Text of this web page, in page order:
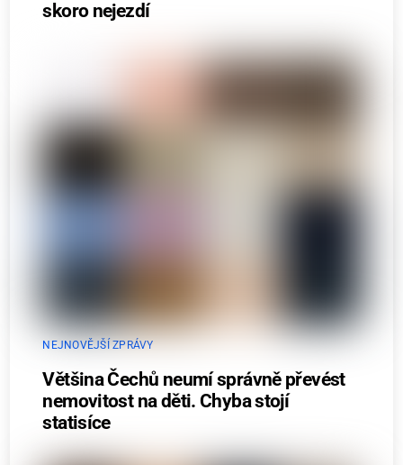
skoro nejezdí
NEJNOVĚJŠÍ ZPRÁVY
Většina Čechů neumí správně převést
nemovitost na děti. Chyba stojí
statisíce